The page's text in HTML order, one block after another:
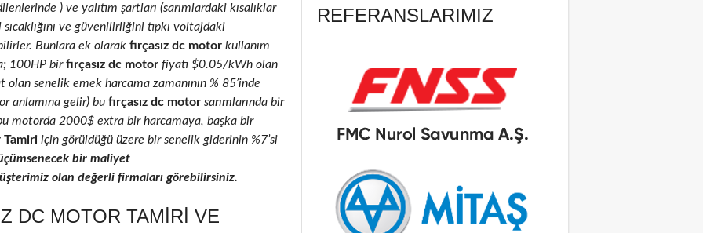
) ve yalıtım şartları (sarımlardaki kısalıklar
ve güvenilirliğini tıpkı voltajdaki
Bunlara ek olarak fırçasız dc motor kullanım
100HP birfırçasız dc motor fiyatı $0.05/kWh olan
senelik emek harcama zamanının % 85’inde
anlamına gelir) bu fırçasız dc motor sarımlarında bir
motorda 2000$ extra bir harcamaya, başka bir
Tamiri için görüldüğü üzere bir senelik giderinin %7’si
bir maliyet
olan değerli firmaları görebilirsiniz.
DC MOTOR TAMIRI VE
REFERANSLARIMIZ